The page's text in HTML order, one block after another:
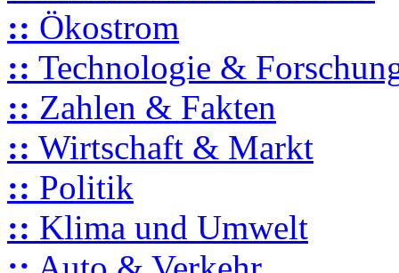
:: Ökostrom
:: Technologie &
:: Zahlen & Fakten
:: Wirtschaft & Markt
:: Politik
:: Klima und Umwelt